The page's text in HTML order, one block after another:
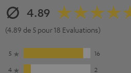
4.89
(4.89 de 5 pour 18 Evaluations)
5
16
4
2